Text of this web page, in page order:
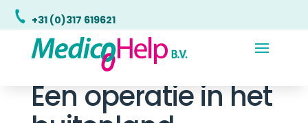
+31 (0)317 619621
Een operatie in het